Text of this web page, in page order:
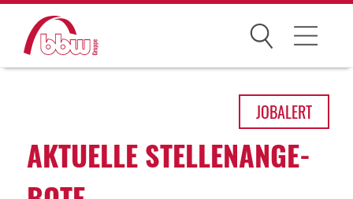
Suchen
Über uns
JOBALERT
AKTU­ELLE STEL­LEN­AN­GE­